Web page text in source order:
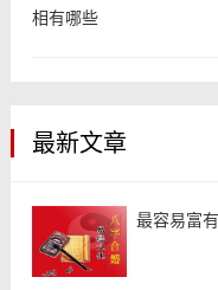
相有哪些
最新文章
最容易富